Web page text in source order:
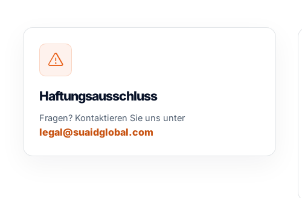
Haftungsausschluss
Fragen? Kontaktieren Sie uns unter
legal@suaidglobal.com